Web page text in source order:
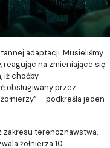
adaptacji. Musieliśmy
na zmieniające się
iż choćby
obsługiwany przez
– podkreśla jeden
zakresu terenoznawstwa,
żołnierza 10